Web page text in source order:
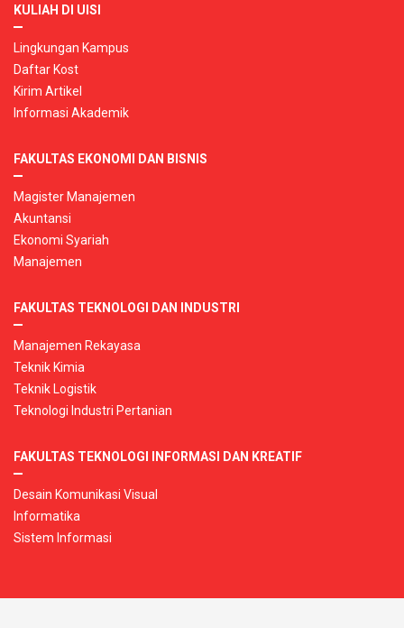
KULIAH DI UISI
Lingkungan Kampus
Daftar Kost
Kirim Artikel
Informasi Akademik
FAKULTAS EKONOMI DAN BISNIS
Magister Manajemen
Akuntansi
Ekonomi Syariah
Manajemen
FAKULTAS TEKNOLOGI DAN INDUSTRI
Manajemen Rekayasa
Teknik Kimia
Teknik Logistik
Teknologi Industri Pertanian
FAKULTAS TEKNOLOGI INFORMASI DAN KREATIF
Desain Komunikasi Visual
Informatika
Sistem Informasi